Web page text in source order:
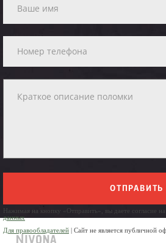
ОТПРАВИТЬ
Нажимая на кнопку «Отправить», вы даете согласие
данных
Для правообладателей | Сайт не является публичной